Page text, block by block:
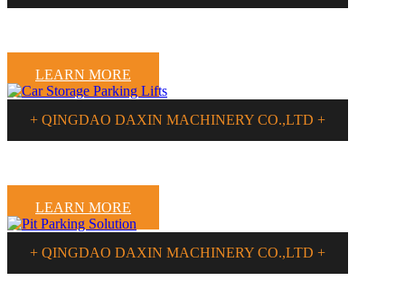
LEARN MORE
+ QINGDAO DAXIN MACHINERY CO.,LTD +
LEARN MORE
+ QINGDAO DAXIN MACHINERY CO.,LTD +